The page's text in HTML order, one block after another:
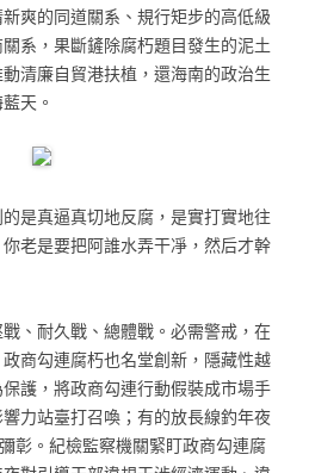
爽的同道關系、規行矩步的高低級
系，果斷鏟除腐朽題目發生的泥土
清廉自貿港扶植，還海南的政治生
天。
是真逼真切地反腐，是實打實地往
老是要把阿誰水弄干凈，然后才幹
、耐久戰、總體戰。必需警戒，在
商勾連腐朽也名堂創新，隱藏性越
護，將政商勾連行動假裝成市場手
力站臺打召喚；有的放長線釣年夜
彰。紀檢監察機關緊盯政商勾連腐